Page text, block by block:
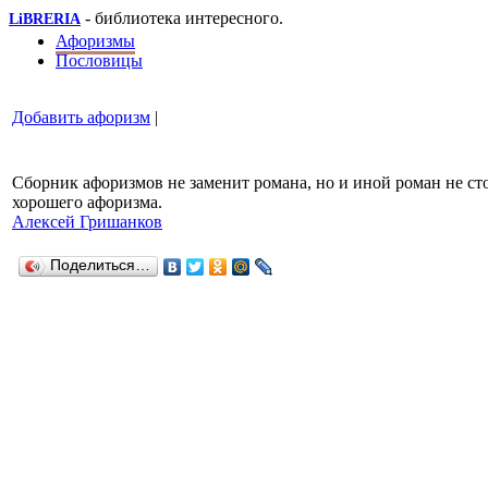
LiBRERIA - библиотека интересного.
Афоризмы
Пословицы
Добавить афоризм |
Сборник афоризмов не заменит романа, но и иной роман не
хорошего афоризма.
Алексей Гришанков
Поделиться…